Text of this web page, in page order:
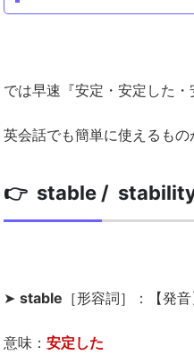
では早速『安定・安定した
英会話でも簡単に使えるもの
👉 stable /
➤ stable ［形容詞］：【発
意味： 安定した